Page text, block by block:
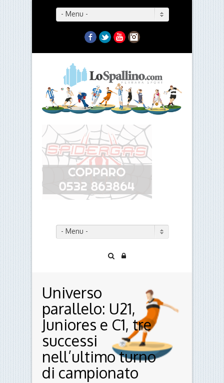
- Menu -
Facebook
TwitterYouTubeInstagram
- Menu -
Universo
parallelo: U21,
Juniores e C1, tre
successi
nell’ultimo turno
di campionato